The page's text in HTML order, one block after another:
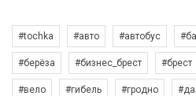
#tochka #авто #автобус
#берёза #бизнес_брест #брест
#вело #гибель #гродно